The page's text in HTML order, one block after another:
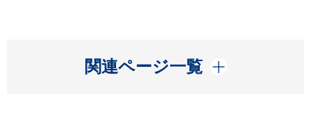
関連ページ一覧
開く